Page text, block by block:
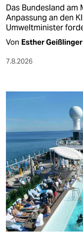
Das Bundesland am
Anpassung an den
Umweltminister
Von Esther Geißlinger
7.8.2026